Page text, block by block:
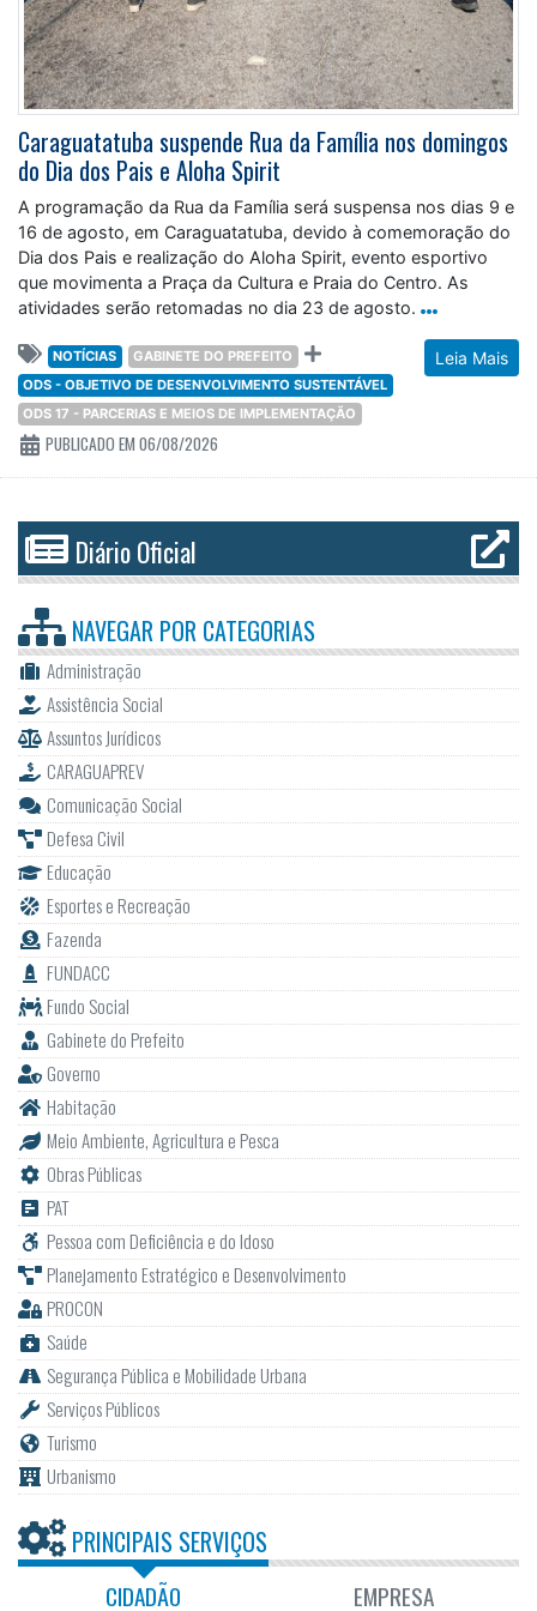
Caraguatatuba suspende Rua da Família nos domingos
do Dia dos Pais e Aloha Spirit
A programação da Rua da Família será suspensa nos dias 9 e
16 de agosto, em Caraguatatuba, devido à comemoração do
Dia dos Pais e realização do Aloha Spirit, evento esportivo
que movimenta a Praça da Cultura e Praia do Centro. As
atividades serão retomadas no dia 23 de agosto.
Leia Mais
NOTÍCIAS
GABINETE DO PREFEITO
ODS - OBJETIVO DE DESENVOLVIMENTO SUSTENTÁVEL
ODS 17 - PARCERIAS E MEIOS DE IMPLEMENTAÇÃO
PUBLICADO EM 06/08/2026
Diário Oficial
NAVEGAR POR CATEGORIAS
Administração
Assistência Social
Assuntos Jurídicos
CARAGUAPREV
Comunicação Social
Defesa Civil
Educação
Esportes e Recreação
Fazenda
FUNDACC
Fundo Social
Gabinete do Prefeito
Governo
Habitação
Meio Ambiente, Agricultura e Pesca
Obras Públicas
PAT
Pessoa com Deficiência e do Idoso
Planejamento Estratégico e Desenvolvimento
PROCON
Saúde
Segurança Pública e Mobilidade Urbana
Serviços Públicos
Turismo
Urbanismo
PRINCIPAIS SERVIÇOS
CIDADÃO EMPRESA